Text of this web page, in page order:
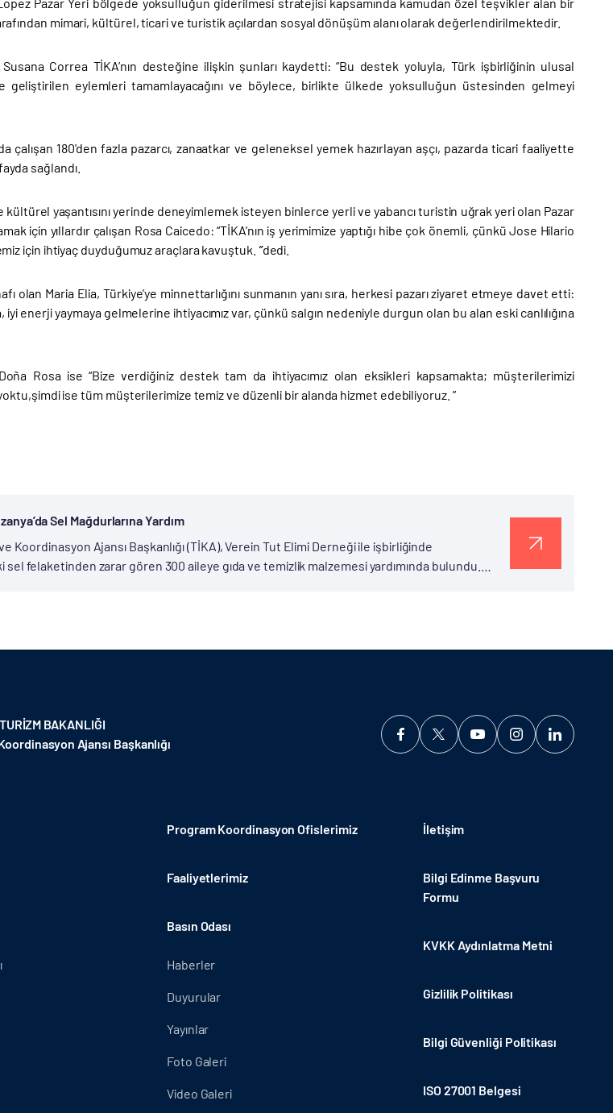
mimari, kültürel, ticari ve turistik açılardan sosyal dönüşüm alanı olarak değerlendirilmektedir.
Correa TİKA’nın desteğine ilişkin şunları kaydetti: “Bu destek yoluyla, Türk işbirliğinin ulusal
geliştirilen eylemleri tamamlayacağını ve böylece, birlikte ülkede yoksulluğun üstesinden gelmeyi
çalışan 180'den fazla pazarcı, zanaatkar ve geleneksel yemek hazırlayan aşçı, pazarda ticari faaliyette
sağlandı.
kültürel yaşantısını yerinde deneyimlemek isteyen binlerce yerli ve yabancı turistin uğrak yeri olan Pazar
için yıllardır çalışan Rosa Caicedo: “TİKA'nın iş yerimimize yaptığı hibe çok önemli, çünkü Jose Hilario
için ihtiyaç duyduğumuz araçlara kavuştuk. ”dedi.
olan Maria Elia, Türkiye’ye minnettarlığını sunmanın yanı sıra, herkesi pazarı ziyaret etmeye davet etti:
iyi enerji yaymaya gelmelerine ihtiyacımız var, çünkü salgın nedeniyle durgun olan bu alan eski canlılığına
Rosa ise “Bize verdiğiniz destek tam da ihtiyacımız olan eksikleri kapsamakta; müşterilerimizi
ise tüm müşterilerimize temiz ve düzenli bir alanda hizmet edebiliyoruz. ”
Sel Mağdurlarına Yardım
Koordinasyon Ajansı Başkanlığı (TİKA), Verein Tut Elimi Derneği ile işbirliğinde
sel felaketinden zarar gören 300 aileye gıda ve temizlik malzemesi yardımında bulundu.
BAKANLIĞI
Ajansı Başkanlığı
Program Koordinasyon Ofislerimiz
Faaliyetlerimiz
Basın Odası
Haberler
Duyurular
Yayınlar
Foto Galeri
Video Galeri
İletişim
Bilgi Edinme Başvuru
Formu
KVKK Aydınlatma Metni
Gizlilik Politikası
Bilgi Güvenliği Politikası
ISO 27001 Belgesi